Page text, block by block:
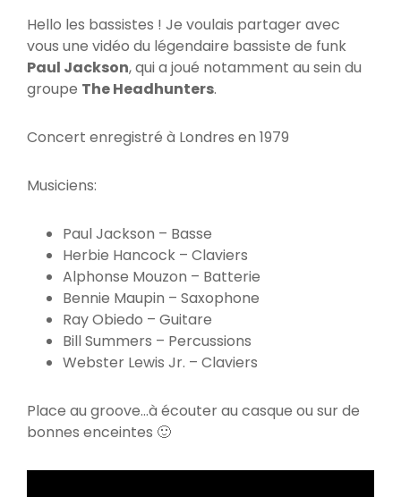
Hello les bassistes ! Je voulais partager avec
vous une vidéo du légendaire bassiste de funk
Paul Jackson, qui a joué notamment au sein du
groupe The Headhunters.
Concert enregistré à Londres en 1979
Musiciens:
Paul Jackson – Basse
Herbie Hancock – Claviers
Alphonse Mouzon – Batterie
Bennie Maupin – Saxophone
Ray Obiedo – Guitare
Bill Summers – Percussions
Webster Lewis Jr. – Claviers
Place au groove…à écouter au casque ou sur de
bonnes enceintes 🙂